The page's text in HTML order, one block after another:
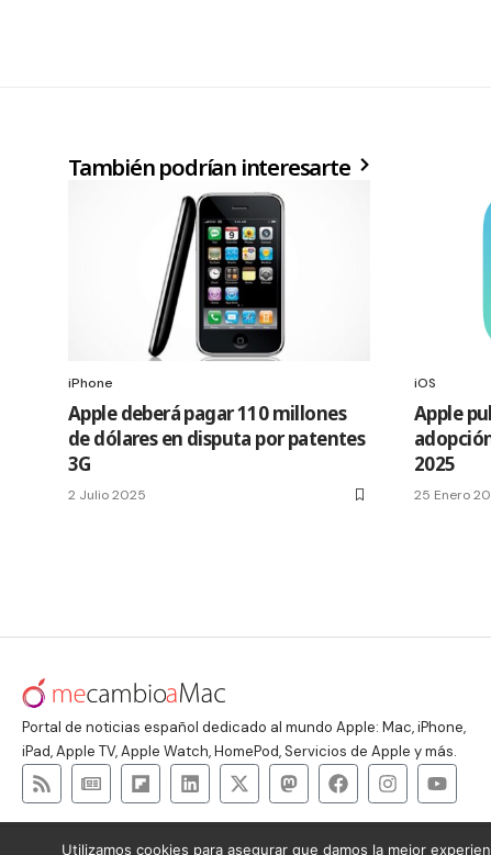
También podrían interesarte
iPhone
Apple deberá pagar 110 millones
de dólares en disputa por patentes
3G
2 Julio 2025
iOS
Apple
2025
25 Enero
Portal de noticias español dedicado al mundo Apple: Mac, iPhone,
iPad, Apple TV, Apple Watch, HomePod, Servicios de Apple y más.
Utilizamos cookies para asegurar que damos la mejor